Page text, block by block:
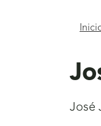
José